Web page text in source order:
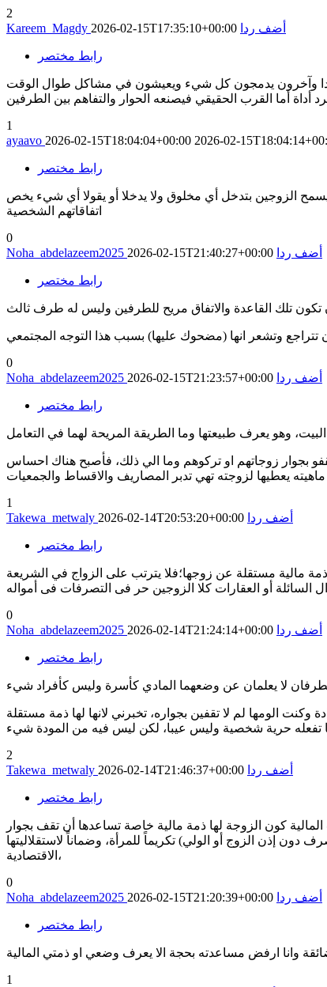
2
Kareem_Magdy 2026-02-15T17:35:10+00:00 أضف ردا
رابط مختصر
جدا وآخرون يدمجون كل شيء ويعيشون في مشاكل طوال الوقت
أما القرب الحقيقي فيصنعه الحوار والتفاهم بين الطرفين
1
ayaavo 2026-02-15T18:04:04+00:00 2026-02-
رابط مختصر
الزوجين بتدخل أي مخلوق ولا يدخلا أو يقولا أي شيء يخص
اتفاقاتهم الشخصية
0
Noha_abdelazeem2025 2026-02-15T21:40:27+00:00 أضف ردا
رابط مختصر
0
Noha_abdelazeem2025 2026-02-15T21:23:57+00:00 أضف ردا
رابط مختصر
بجوار زوجاتهم او تركوهم وما الي ذلك، فأصبح هناك احساس
1
Takewa_metwaly 2026-02-14T20:53:20+00:00 أضف ردا
رابط مختصر
مالية مستقلة عن زوجها؛فلا يترتب على الزواج في الشريعة
السائلة أو العقارات كلا الزوجين حر فى التصرفات فى أمواله
0
Noha_abdelazeem2025 2026-02-14T21:24:14+00:00 أضف ردا
رابط مختصر
الومها لم لا تقفين بجواره، تخبرني لانها لها ذمة مستقلة
2
Takewa_metwaly 2026-02-14T21:46:37+00:00 أضف ردا
رابط مختصر
كون الزوجة لها ذمة مالية خاصة تساعدها أن تقف بجوار
إذن الزوج أو الولي) تكريماً للمرأة، وضماناً لاستقلاليتها
الاقتصادية،
0
Noha_abdelazeem2025 2026-02-15T21:20:39+00:00 أضف ردا
رابط مختصر
1